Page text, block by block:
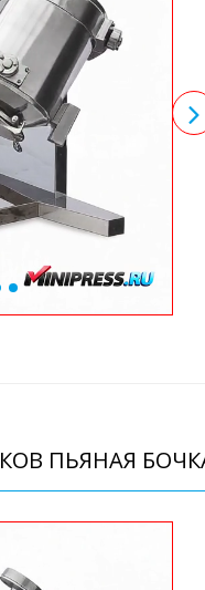
ПЬЯНАЯ